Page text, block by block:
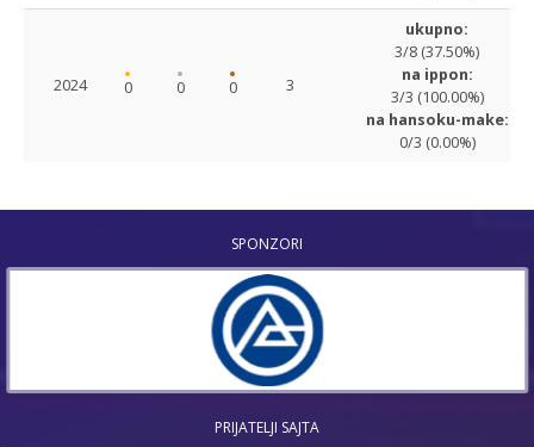
2024 0 0 0 3
ukupno:
3/8 (37.50%)
na ippon:
3/3 (100.00%)
na hansoku-make:
0/3 (0.00%)
SPONZORI
PRIJATELJI SAJTA